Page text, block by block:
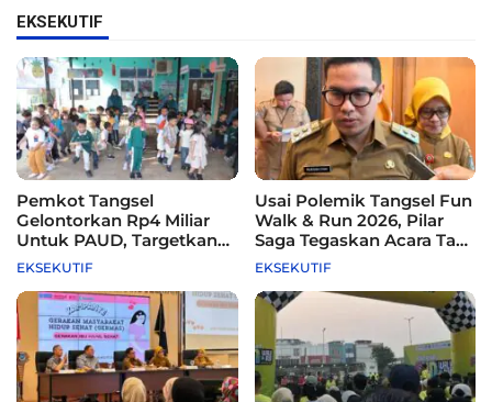
EKSEKUTIF
Pemkot Tangsel
Gelontorkan Rp4 Miliar
Untuk PAUD, Targetkan
115 Sekolah
EKSEKUTIF
Usai Polemik Tangsel Fun
Walk & Run 2026, Pilar
Saga Tegaskan Acara Tak
Difasilitasi Pemkot
EKSEKUTIF